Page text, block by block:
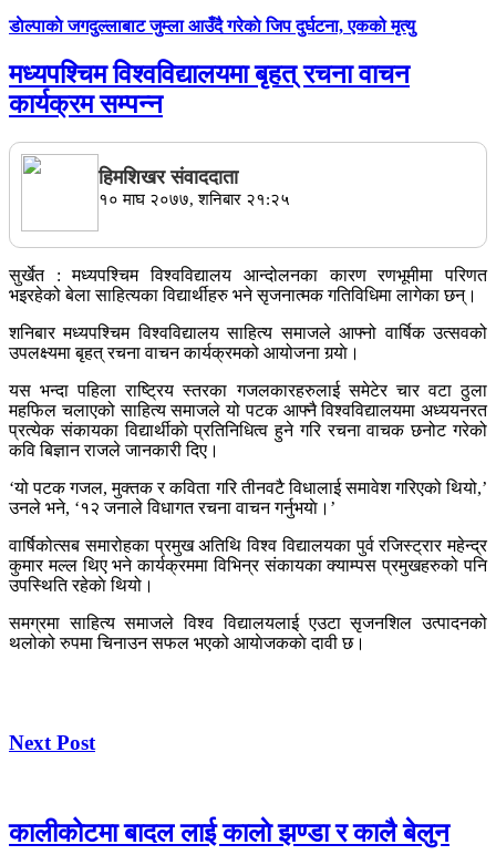
डाेल्पाकाे जगदुल्लाबाट जुम्ला आउँदै गरेकाे जिप दुर्घटना, एकको मृत्यु
मध्यपश्चिम विश्वविद्यालयमा बृहत् रचना वाचन
कार्यक्रम सम्पन्न
हिमशिखर संवाददाता
१० माघ २०७७, शनिबार २१:२५
सुर्खेत : मध्यपश्चिम विश्वविद्यालय आन्दोलनका कारण रणभूमीमा परिणत
भइरहेको बेला साहित्यका विद्यार्थीहरु भने सृजनात्मक गतिविधिमा लागेका छन्।
शनिबार मध्यपश्चिम विश्वविद्यालय साहित्य समाजले आफ्नो वार्षिक उत्सवको
उपलक्ष्यमा बृहत् रचना वाचन कार्यक्रमको आयोजना गर्‍याे।
यस भन्दा पहिला राष्ट्रिय स्तरका गजलकारहरुलाई समेटेर चार वटा ठुला
महफिल चलाएको साहित्य समाजले यो पटक आफ्नै विश्वविद्यालयमा अध्ययनरत
प्रत्येक संकायका विद्यार्थीकाे प्रतिनिधित्व हुने गरि रचना वाचक छनोट गरेको
कवि बिज्ञान राजले जानकारी दिए।
‘यो पटक गजल, मुक्तक र कविता गरि तीनवटै विधालाई समावेश गरिएको थियो,’
उनले भने, ‘१२ जनाले विधागत रचना वाचन गर्नुभयाे।’
वार्षिकोत्सब समारोहका प्रमुख अतिथि विश्व विद्यालयका पुर्व रजिस्ट्रार महेन्द्र
कुमार मल्ल थिए भने कार्यक्रममा विभिन्र संकायका क्याम्पस प्रमुखहरुको पनि
उपस्थिति रहेकाे थियो।
समग्रमा साहित्य समाजले विश्व विद्यालयलाई एउटा सृजनशिल उत्पादनको
थलोको रुपमा चिनाउन सफल भएको आयाेजककाे दावी छ।
Next Post
कालीकोटमा बादल लाई कालाे झण्डा र कालै बेलुन